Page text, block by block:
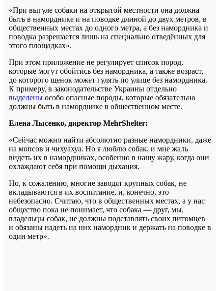
«При выгуле собаки на открытой местности она должна
быть в наморднике и на поводке длиной до двух метров, в
общественных местах до одного метра, а без намордника и
поводка разрешается лишь на специально отведённых для
этого площадках».
При этом приложение не регулирует список пород,
которые могут обойтись без намордника, а также возраст,
до которого щенок может гулять по улице без намордника.
К примеру, в законодательстве Украины отдельно
выделены особо опасные породы, которые обязательно
должны быть в наморднике в общественном месте.
Елена Лысенко, директор MehrShelter:
«Сейчас можно найти абсолютно разные намордники, даже
на мопсов и чихуахуа. Но я люблю собак, и мне жаль
видеть их в намордниках, особенно в нашу жару, когда они
охлаждают себя при помощи дыхания.
Но, к сожалению, многие заводят крупных собак, не
вкладываются в их воспитание, и, конечно, это
небезопасно. Считаю, что в общественных местах, а у нас
общество пока не понимает, что собака — друг, мы,
владельцы собак, не должны подставлять своих питомцев
и обязаны надеть на них намордник и держать на поводке в
один метр».